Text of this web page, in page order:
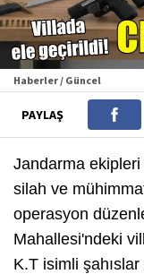
Haberler / Güncel
PAYLAŞ
Jandarma
silah ve
operasyon
Mahallesi'ndeki
K.T isimli şahıslar